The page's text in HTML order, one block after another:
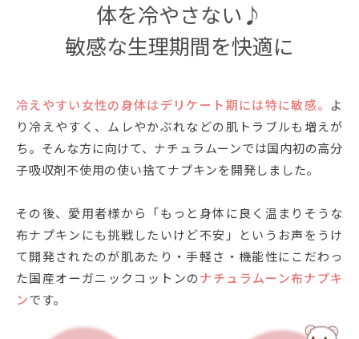
体を冷やさない♪
敏感な生理期間を快適に
冷えやすい女性の身体はデリケート期には特に敏感。 よ
り冷えやすく、ムレやかぶれなどの肌トラブルも増えが
ち。そんな方に向けて、ナチュラムーンでは国内初の高分
子吸収剤不使用の使い捨てナプキンを開発しました。
その後、愛用者様から「もっと身体に良く温まりそうな
布ナプキンにも挑戦したいけど不安」というお声をうけ
て開発されたのが肌あたり・手軽さ・機能性にこだわっ
た国産オーガニックコットンの ナチュラムーン布ナプキ
ンです。